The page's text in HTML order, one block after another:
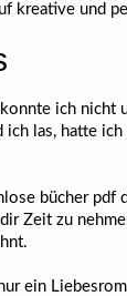
kreative und
ich
las, hatte
bücher
Zeit zu
ein